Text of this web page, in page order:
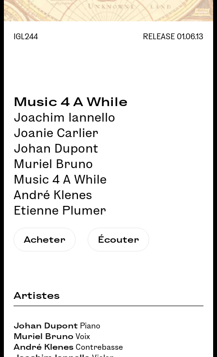
IGL244 RELEASE 01.06.13
Music 4 A While
Joachim Iannello
Joanie Carlier
Johan Dupont
Muriel Bruno
Music 4 A While
André Klenes
Etienne Plumer
Acheter Écouter
Artistes
Johan Dupont Piano
Muriel Bruno Voix
André Klenes Contrebasse